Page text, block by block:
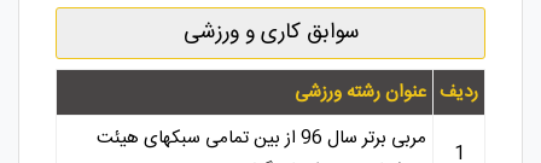
سوابق کاری و ورزشی
ردیف عنوان رشته ورزشی
1
مربی برتر سال 96 از بین تمامی سبکهای هیئت